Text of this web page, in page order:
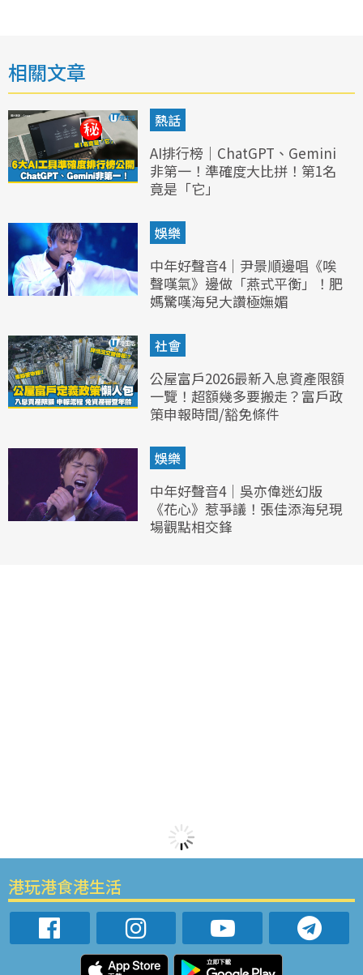
相關文章
熱話
AI排行榜｜ChatGPT、Gemini
非第一！準確度大比拼！第1名
竟是「它」
娛樂
中年好聲音4｜尹景順邊唱《唉
聲嘆氣》邊做「燕式平衡」！肥
媽驚嘆海兒大讚極嫵媚
社會
公屋富戶2026最新入息資產限額
一覽！超額幾多要搬走？富戶政
策申報時間/豁免條件
娛樂
中年好聲音4｜吳亦偉迷幻版
《花心》惹爭議！張佳添海兒現
場觀點相交鋒
港玩港食港生活